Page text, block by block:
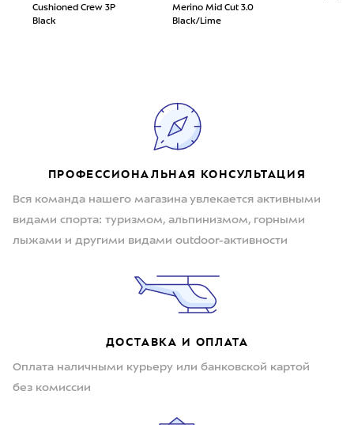
Cushioned Crew 3P
Black
Merino Mid Cut 3.0
Black/Lime
ПРОФЕССИОНАЛЬНАЯ КОНСУЛЬТАЦИЯ
Вся команда нашего магазина увлекается активными
видами спорта: туризмом, альпинизмом, горными
лыжами и другими видами outdoor-активности
ДОСТАВКА И ОПЛАТА
Оплата наличными курьеру или банковской картой
без комиссии